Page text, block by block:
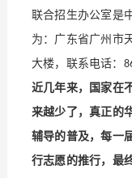
联合招生办公室是
为：广东省广州市
大楼，联系电话：
近几年来，国家在
来越少了，真正的
辅导的普及，每一
行志愿的推行，最